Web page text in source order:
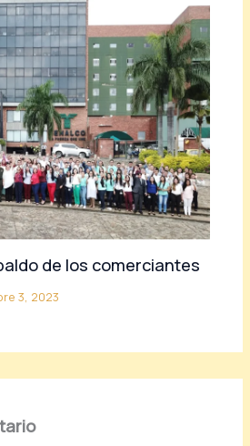
de los comerciantes
3, 2023